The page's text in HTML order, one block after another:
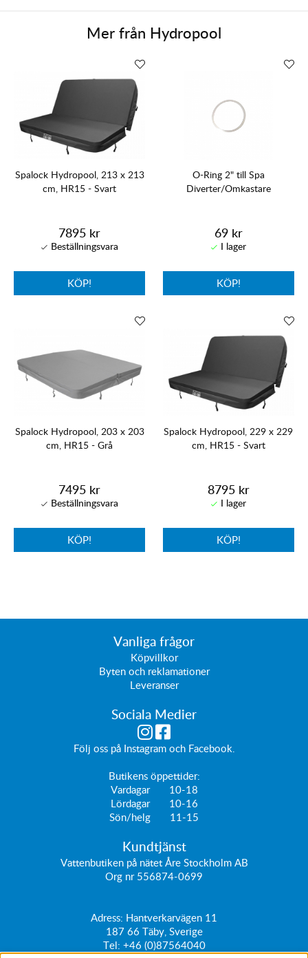
Mer från Hydropool
Spalock Hydropool, 213 x 213
cm, HR15 - Svart
7895 kr
KÖP!
O-Ring 2" till Spa
Diverter/Omkastare
69 kr
KÖP!
Spalock Hydropool, 203 x 203
cm, HR15 - Grå
7495 kr
KÖP!
Spalock Hydropool, 229 x 229
cm, HR15 - Svart
8795 kr
KÖP!
Vanliga frågor
Köpvillkor
Byten och reklamationer
Leveranser
Sociala Medier
Följ oss på Instagramoch Facebook
Butikens öppettider:
Vardagar 10-18
Lördagar 10-16
Sön/helg 11-15
Kundtjänst
Vattenbutiken på nätet Åre Stockholm AB
Org nr 556874-0699
Adress: Hantverkarvägen 11
187 66 Täby, Sverige
Tel: +46 (0)87564040